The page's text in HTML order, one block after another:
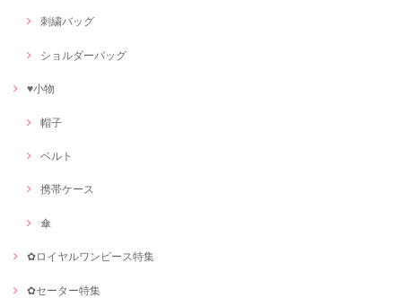
刺繍バッグ
ショルダーバッグ
♥小物
帽子
ベルト
携帯ケース
傘
✿ロイヤルワンピース特集
✿セーター特集